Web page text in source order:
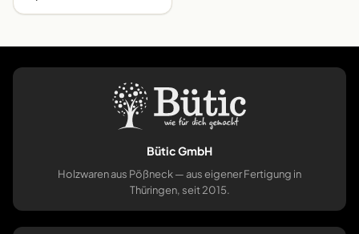
Bütic GmbH
Holzwaren aus Pößneck — aus eigener Fertigung in
Thüringen, seit 2015.